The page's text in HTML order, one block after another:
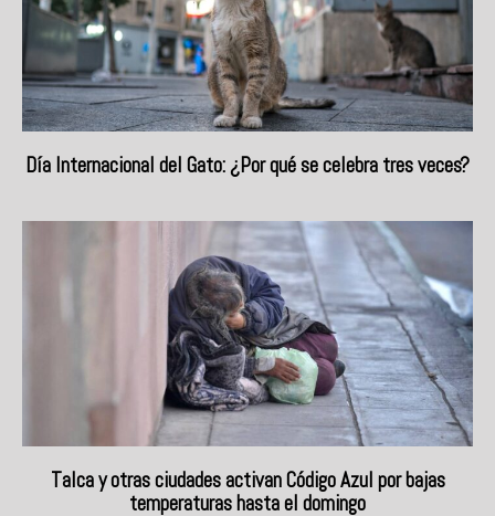
Día Internacional del Gato: ¿Por qué se celebra tres veces?
Talca y otras ciudades activan Código Azul por bajas
temperaturas hasta el domingo